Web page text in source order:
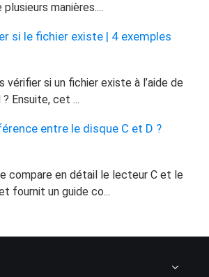
manières....
si le fichier existe | 4 exemples
vérifier si un fichier existe à l’aide de
Ensuite, cet ...
entre le disque C et D ?
compare en détail le lecteur C et le
fournit un guide co...